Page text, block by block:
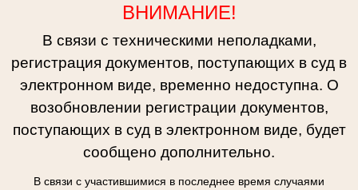
ВНИМАНИЕ!
В связи с техническими неполадками,
регистрация документов, поступающих в суд в
электронном виде, временно недоступна. О
возобновлении регистрации документов,
поступающих в суд в электронном виде, будет
сообщено дополнительно.
В связи с участившимися в последнее время случаями